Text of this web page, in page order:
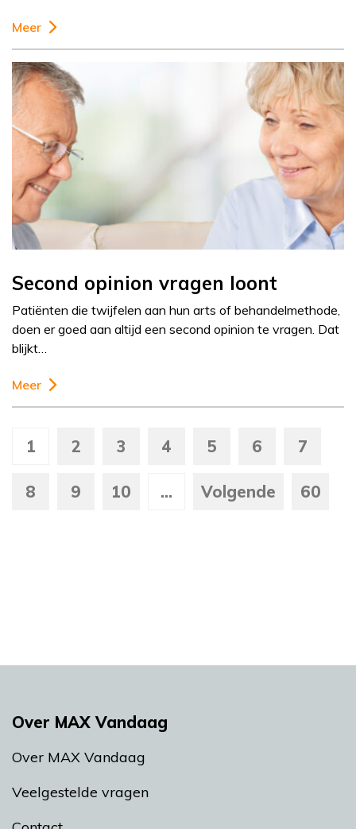
Meer
Second opinion vragen loont
Patiënten die twijfelen aan hun arts of behandelmethode,
doen er goed aan altijd een second opinion te vragen. Dat
blijkt…
Meer
1 2 3 4 5 6 7
8 9 10 ... Volgende 60
Over MAX Vandaag
Over MAX Vandaag
Veelgestelde vragen